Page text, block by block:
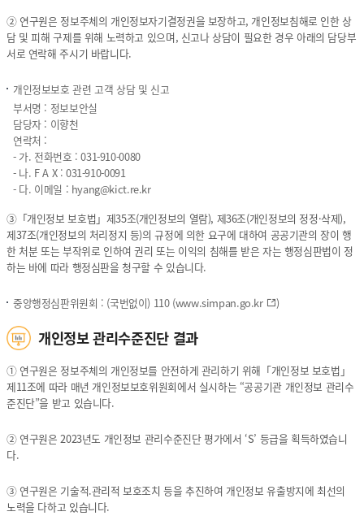
보
호
및
충
처
리
담
당
한
정
보
명,
성
명,
락
처),
개
인
정
및
고
충
처
담
당
자
(부
명,
성
명,
락
처)
② 연구원은 정보주체의 개인정보자기결정권을 보장하고, 개인정보침해로 인한 상
담 및 피해 구제를 위해 노력하고 있으며, 신고나 상담이 필요한 경우 아래의 담당부
서로 연락해 주시기 바랍니다.
개인정보보호 관련 고객 상담 및 신고
부서명 : 정보보안실
담당자 : 이향천
연락처 :
- 가. 전화번호 :031-910-0080
- 나. F A X : 031-910-0091
- 다. 이메일 : hyang@kict.re.kr
③「개인정보 보호법」제35조(개인정보의 열람), 제36조(개인정보의 정정·삭제),
제37조(개인정보의 처리정지 등)의 규정에 의한 요구에 대하여 공공기관의 장이 행
한 처분 또는 부작위로 인하여 권리 또는 이익의 침해를 받은 자는 행정심판법이 정
하는 바에 따라 행정심판을 청구할 수 있습니다.
중앙행정심판위원회 : (국번없이) 110 (www.simpan.go.kr )
개인정보 관리수준진단 결과
① 연구원은 정보주체의 개인정보를 안전하게 관리하기 위해「개인정보 보호법」
제11조에 따라 매년 개인정보보호위원회에서 실시하는 “공공기관 개인정보 관리수
준진단”을 받고 있습니다.
② 연구원은 2023년도 개인정보 관리수준진단 평가에서 ‘S’ 등급을 획득하였습니
다.
③ 연구원은 기술적.관리적 보호조치 등을 추진하여 개인정보 유출방지에 최선의
노력을 다하고 있습니다.